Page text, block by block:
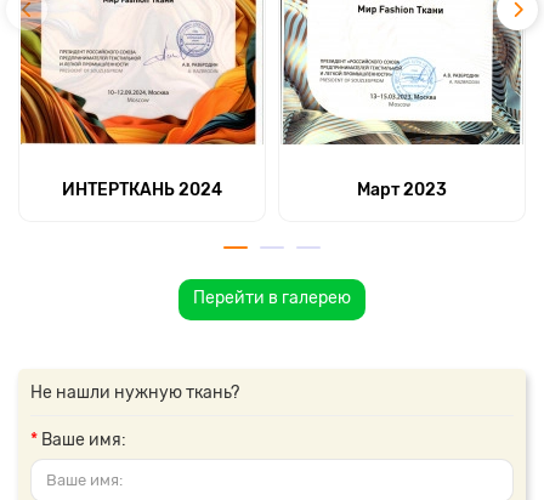
ИНТЕРТКАНЬ 2024 Март 2023
Перейти в галерею
Не нашли нужную ткань?
Ваше имя: